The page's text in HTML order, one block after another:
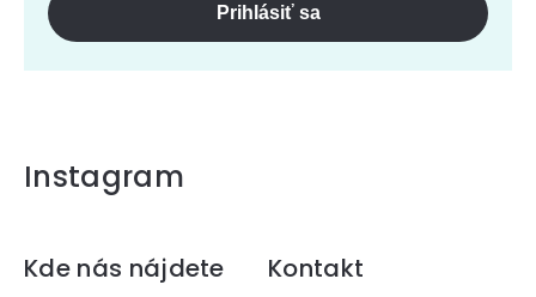
Prihlásiť sa
Instagram
Zápätie
Kde nás nájdete
Kontakt